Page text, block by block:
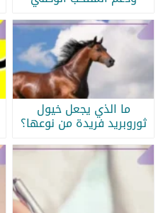
ما الذي يجعل خيول
ثوروبريد فريدة من نوعها؟